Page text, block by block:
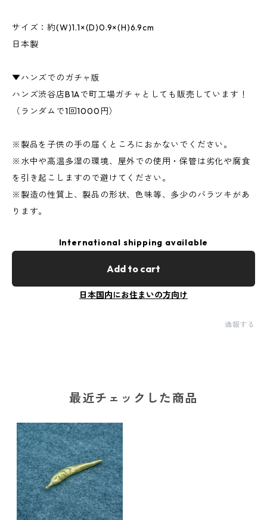
サイズ：約(W)1.1×(D)0.9×(H)6.9cm
日本製
▼ハンズでのガチャ版
ハンズ渋谷店B1Aで町工場ガチャとしても販売しています！
（ランダムで1回1000円）
※製品を子供の手の届くところにおかないでください。
※水中や高温多湿の環境、屋外での使用・保管は劣化や腐食
を引き起こしますので避けてください。
※製造の性質上、製品の形状、色味等、多少のバラツキがあ
ります。
International shipping available
Add to cart
日本国内にお住まいの方向け
通報する
最近チェックした商品